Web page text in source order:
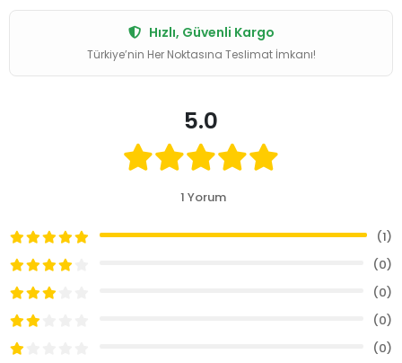
Hızlı, Güvenli Kargo
Türkiye’nin Her Noktasına Teslimat İmkanı!
5.0
1 Yorum
(1)
(0)
(0)
(0)
(0)